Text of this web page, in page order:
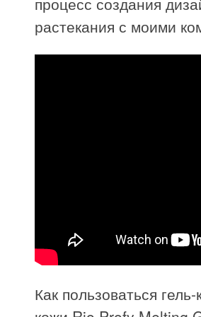
растекания с моими
Как пользоваться